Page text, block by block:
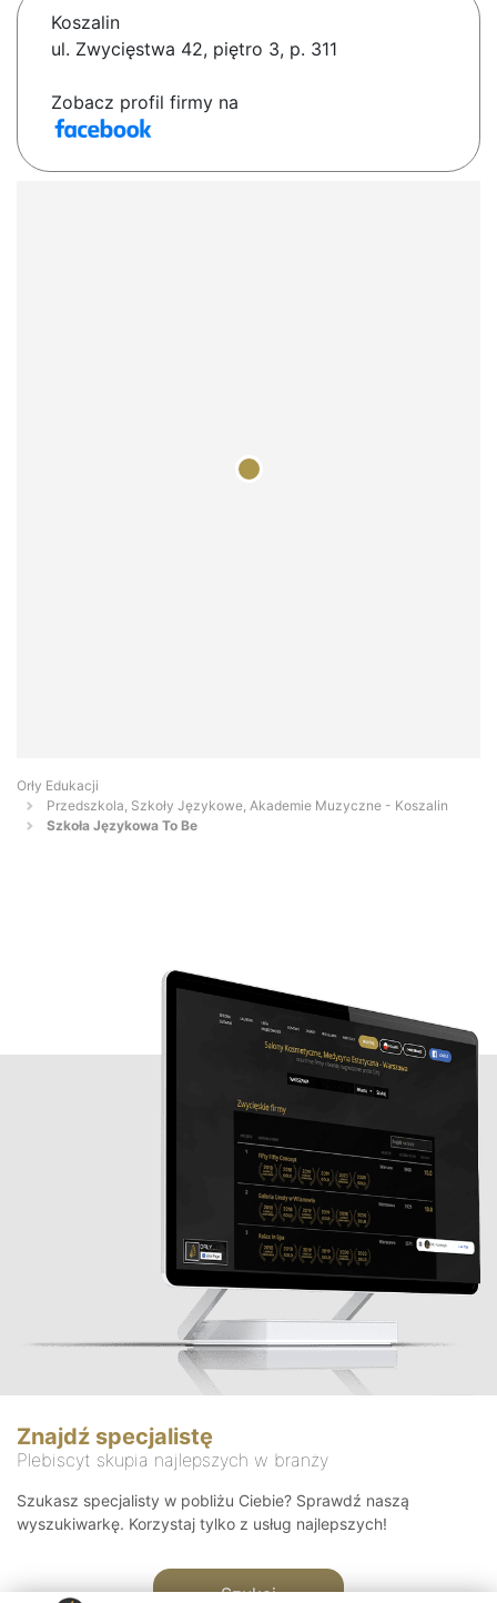
Koszalin
ul. Zwycięstwa 42, piętro 3, p. 311
Zobacz profil firmy na
Orły Edukacji
Przedszkola, Szkoły Językowe, Akademie Muzyczne - Koszalin
Szkoła Językowa To Be
Znajdź specjalistę
Plebiscyt skupia najlepszych w branży
Szukasz specjalisty w pobliżu Ciebie? Sprawdź naszą
wyszukiwarkę. Korzystaj tylko z usług najlepszych!
Szukaj